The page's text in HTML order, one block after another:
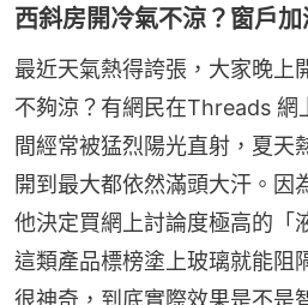
西斜房開冷氣不涼？窗戶加
最近天氣熱得誇張，大家晚上
不夠涼？有網民在Threads 網
間經常被猛烈陽光直射，夏天
開到最大都依然滿頭大汗。因
他決定買網上討論度極高的「
這類產品標榜塗上玻璃就能阻
很神奇，到底實際效果是不是